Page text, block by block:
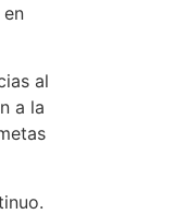
al
a la